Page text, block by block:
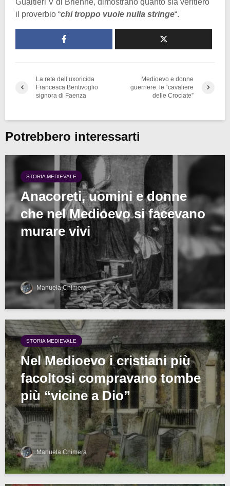
Gualtieri V di Brienne, dimostrano quanto sia veritiero
il proverbio “chi troppo vuole nulla stringe“.
La rete dell’uxoricida
Francesca Bentivoglio
signora di Faenza
Medioevo e donne
guerriere: le “cavaliere
delle Crociate”
Potrebbero interessarti
STORIA MEDIEVALE
Anacoreti, uomini e donne
che nel Medioevo si facevano
murare vivi
Manuela Chimera
STORIA MEDIEVALE
Nel Medioevo i cristiani più
facoltosi compravano tombe
più “vicine a Dio”
Manuela Chimera